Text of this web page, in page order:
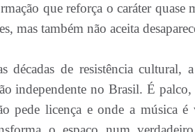
que reforça o caráter
mas também não aceita
décadas de resistência
independente no Brasil. É
pede licença e onde a música